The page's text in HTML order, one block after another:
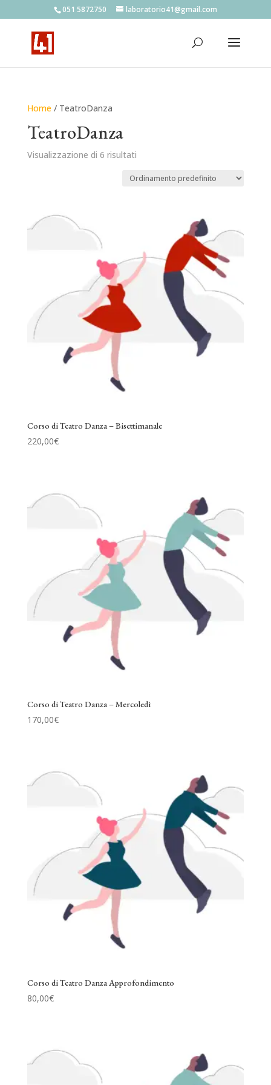
051 5872750 laboratorio41@gmail.com
Home/ TeatroDanza
TeatroDanza
Visualizzazione di 6 risultati
Corso di Teatro Danza – Bisettimanale
220,00€
Corso di Teatro Danza – Mercoledì
170,00€
Corso di Teatro Danza Approfondimento
80,00€